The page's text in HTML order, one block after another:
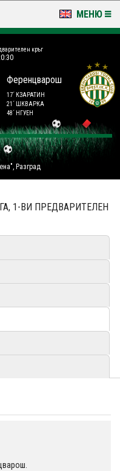
МЕНЮ
кръг
Ференцварош
17´ КЗАРАТИН
21´ ШКВАРКА
48´ НГУЕН
Разград
1-ВИ ПРЕДВАРИТЕЛЕН